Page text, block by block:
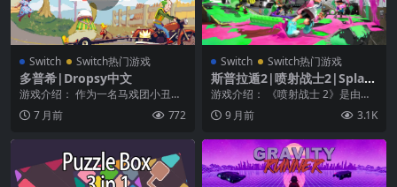
Switch Switch热门游戏
多普希|Dropsy中文
游戏介绍： 作为一名马戏团小丑，
多普希有一个大大的肚子，最擅长
的不是变魔术而是给...
7 月前 772
Switch Switch热门游戏
斯普拉遁2|喷射战士2|Splato
on 2
游戏介绍： 《喷射战士 2》是由任
天堂游戏公司出版发行的第三人称
射击类游戏，20...
9 月前 3.1K